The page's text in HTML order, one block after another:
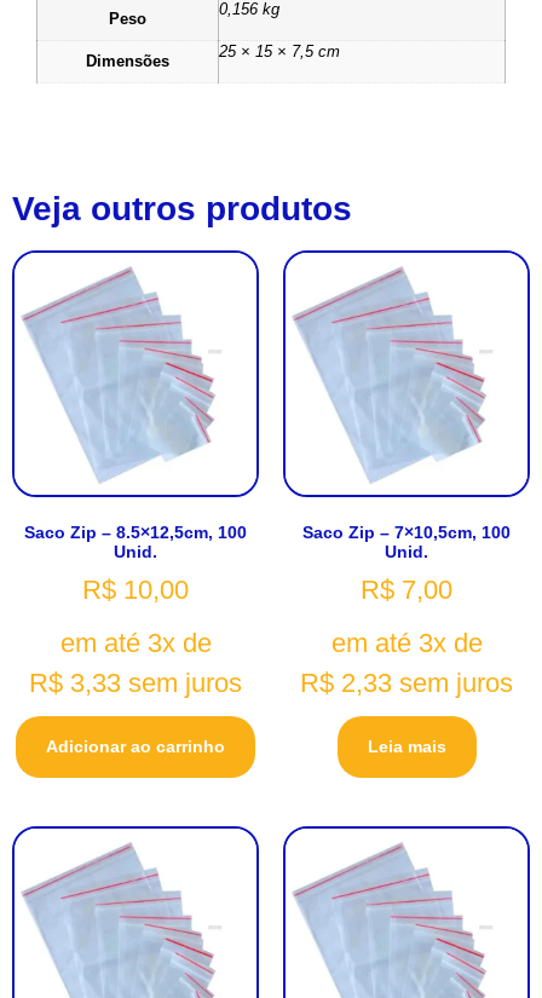
Peso
0,156 kg
Dimensões
25 × 15 × 7,5 cm
Veja outros produtos
Saco Zip – 8.5×12,5cm, 100
Unid.
R$ 10,00
em até 3x de
R$ 3,33 sem juros
Adicionar ao carrinho
Saco Zip – 7×10,5cm, 100
Unid.
R$ 7,00
em até 3x de
R$ 2,33 sem juros
Leia mais